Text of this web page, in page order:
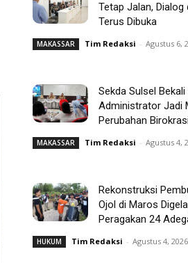
Tetap Jalan, Dialog
Terus Dibuka
MAKASSAR Tim Redaksi - Agustus 6,
Sekda Sulsel
Administrator Jadi
Perubahan Birokrasi
MAKASSAR Tim Redaksi - Agustus 4,
Rekonstruksi
Ojol di Maros
Peragakan 24
HUKUM Tim Redaksi - Agustus 4, 2026